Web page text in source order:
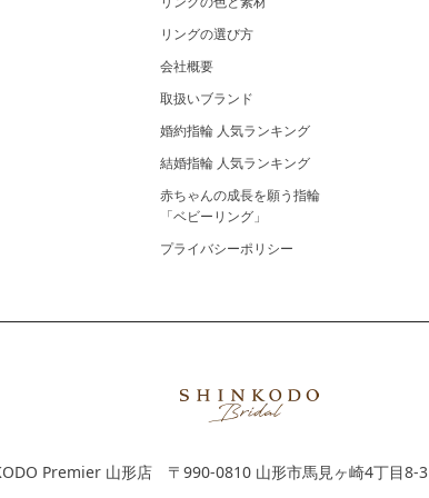
リングの選び方
会社概要
取扱いブランド
婚約指輪 人気ランキング
結婚指輪 人気ランキング
赤ちゃんの成長を願う指輪
「ベビーリング」
プライバシーポリシー
Premier 山形店 〒990-0810 山形市馬見ヶ崎4丁目8-3